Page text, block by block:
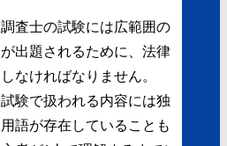
査士の試験には広範囲の
出題されるために、法律
なければなりません。
験で扱われる内容には独
語が存在していることも